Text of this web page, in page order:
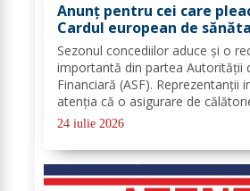
Anunț pentru cei care
Cardul european de
importante. Greșeala care
mii de euro
Sezonul concediilor aduce și o
importantă din partea Autorității
Financiară (ASF). Reprezentanții
atenția că o asigurare de
uriașe în cazul unor probleme
24 iulie 2026